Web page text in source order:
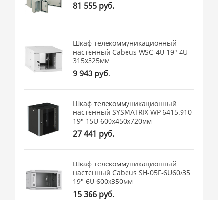
81 555 руб.
Шкаф телекоммуникационный
настенный Cabeus WSC-4U 19" 4U
315x325мм
9 943 руб.
Шкаф телекоммуникационный
настенный SYSMATRIX WP 6415.910
19" 15U 600x450x720мм
27 441 руб.
Шкаф телекоммуникационный
настенный Cabeus SH-05F-6U60/35
19" 6U 600x350мм
15 366 руб.